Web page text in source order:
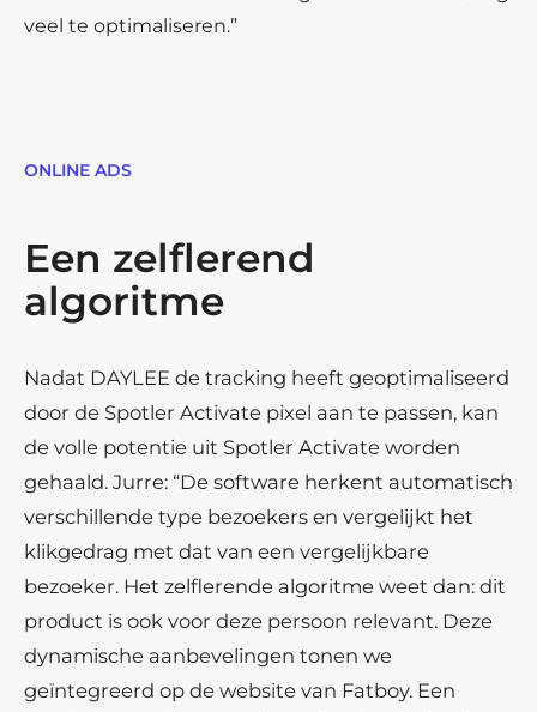
veel te optimaliseren.”
ONLINE ADS
Een zelflerend
algoritme
Nadat DAYLEE de tracking heeft geoptimaliseerd
door de Spotler Activate pixel aan te passen, kan
de volle potentie uit Spotler Activate worden
gehaald. Jurre: “De software herkent automatisch
verschillende type bezoekers en vergelijkt het
klikgedrag met dat van een vergelijkbare
bezoeker. Het zelflerende algoritme weet dan: dit
product is ook voor deze persoon relevant. Deze
dynamische aanbevelingen tonen we
geïntegreerd op de website van Fatboy. Een